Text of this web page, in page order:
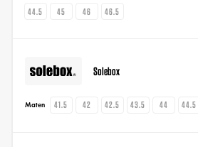
44.5
45 46 46.5
Solebox
Maten 41.5 42 42.5 43.5 44 44.5